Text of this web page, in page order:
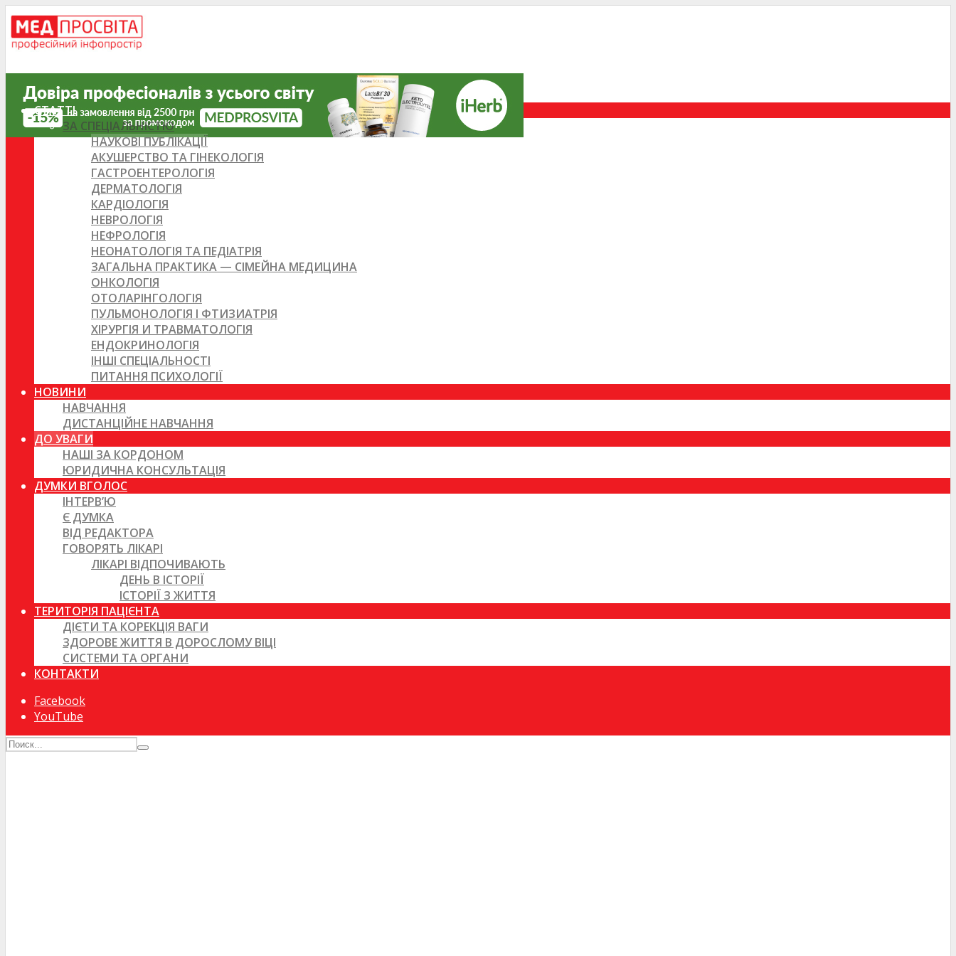
СТАТТІ
ЗА СПЕЦІАЛЬНІСТЮ
НАУКОВІ ПУБЛІКАЦІЇ
АКУШЕРСТВО ТА ГІНЕКОЛОГІЯ
ГАСТРОЕНТЕРОЛОГІЯ
ДЕРМАТОЛОГІЯ
КАРДІОЛОГІЯ
НЕВРОЛОГІЯ
НЕФРОЛОГІЯ
НЕОНАТОЛОГІЯ ТА ПЕДІАТРІЯ
ЗАГАЛЬНА ПРАКТИКА — СІМЕЙНА МЕДИЦИНА
ОНКОЛОГІЯ
ОТОЛАРІНГОЛОГІЯ
ПУЛЬМОНОЛОГІЯ І ФТИЗИАТРІЯ
ХІРУРГІЯ И ТРАВМАТОЛОГІЯ
ЕНДОКРИНОЛОГІЯ
ІНШІ СПЕЦІАЛЬНОСТІ
ПИТАННЯ ПСИХОЛОГІЇ
НОВИНИ
НАВЧАННЯ
ДИСТАНЦІЙНЕ НАВЧАННЯ
ДО УВАГИ
НАШІ ЗА КОРДОНОМ
ЮРИДИЧНА КОНСУЛЬТАЦІЯ
ДУМКИ ВГОЛОС
ІНТЕРВ’Ю
Є ДУМКА
ВІД РЕДАКТОРА
ГОВОРЯТЬ ЛІКАРІ
ЛІКАРІ ВІДПОЧИВАЮТЬ
ДЕНЬ В ІСТОРІЇ
ІСТОРІЇ З ЖИТТЯ
ТЕРИТОРІЯ ПАЦІЄНТА
ДІЄТИ ТА КОРЕКЦІЯ ВАГИ
ЗДОРОВЕ ЖИТТЯ В ДОРОСЛОМУ ВІЦІ
СИСТЕМИ ТА ОРГАНИ
КОНТАКТИ
Facebook
YouTube